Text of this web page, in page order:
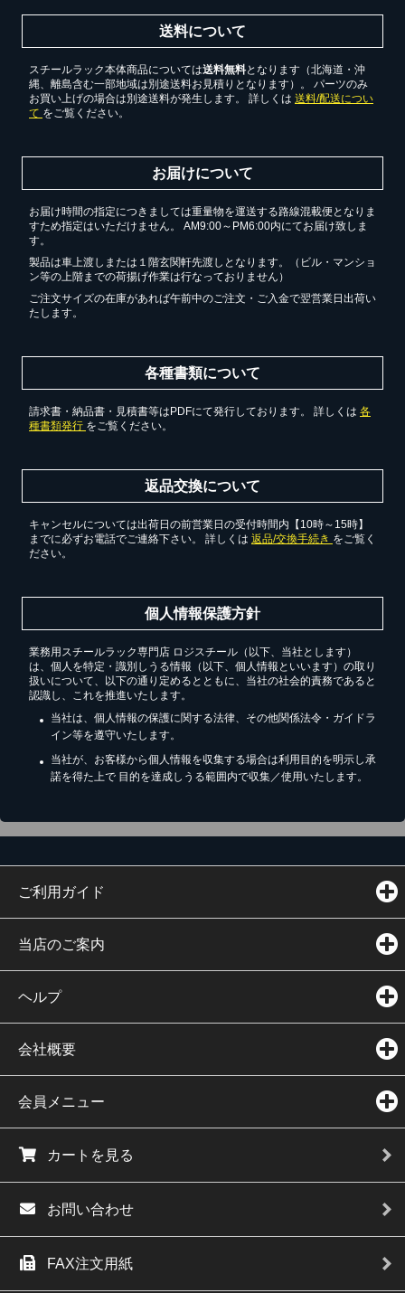
送料について
スチールラック本体商品については送料無料となります（北海道・沖
縄、離島含む一部地域は別途送料お見積りとなります）。 パーツのみ
お買い上げの場合は別途送料が発生します。 詳しくは 送料/配送につい
て をご覧ください。
お届けについて
お届け時間の指定につきましては重量物を運送する路線混載便となりま
すため指定はいただけません。 AM9:00～PM6:00内にてお届け致しま
す。
製品は車上渡しまたは１階玄関軒先渡しとなります。（ビル・マンショ
ン等の上階までの荷揚げ作業は行なっておりません）
ご注文サイズの在庫があれば午前中のご注文・ご入金で翌営業日出荷い
たします。
各種書類について
請求書・納品書・見積書等はPDFにて発行しております。 詳しくは 各
種書類発行 をご覧ください。
返品交換について
キャンセルについては出荷日の前営業日の受付時間内【10時～15時】
までに必ずお電話でご連絡下さい。 詳しくは 返品/交換手続き をご覧く
ださい。
個人情報保護方針
業務用スチールラック専門店 ロジスチール（以下、当社とします）
は、個人を特定・識別しうる情報（以下、個人情報といいます）の取り
扱いについて、以下の通り定めるとともに、当社の社会的責務であると
認識し、これを推進いたします。
当社は、個人情報の保護に関する法律、その他関係法令・ガイドラ
イン等を遵守いたします。
当社が、お客様から個人情報を収集する場合は利用目的を明示し承
諾を得た上で 目的を達成しうる範囲内で収集／使用いたします。
ご利用ガイド
当店のご案内
ヘルプ
会社概要
会員メニュー
カートを見る
お問い合わせ
FAX注文用紙
無料お見積する